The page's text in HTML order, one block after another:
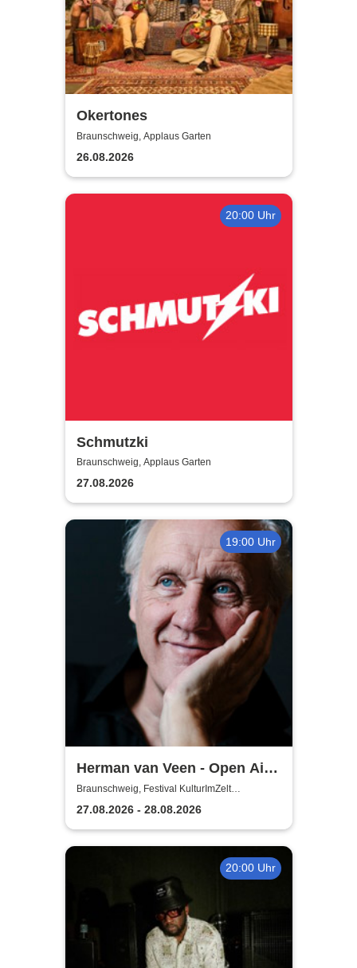
Okertones
Braunschweig, Applaus Garten
26.08.2026
20:00 Uhr
Schmutzki
Braunschweig, Applaus Garten
27.08.2026
19:00 Uhr
Herman van Veen - Open Air
2026
Braunschweig, Festival KulturImZelt
Braunschweig
27.08.2026 - 28.08.2026
20:00 Uhr